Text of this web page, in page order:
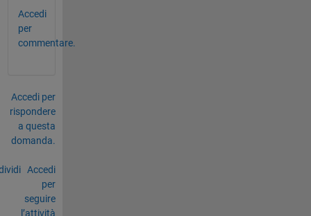
Accedi
per
commentare.
Accedi per
rispondere
a questa
domanda.
Accedi
per
seguire
l’attività